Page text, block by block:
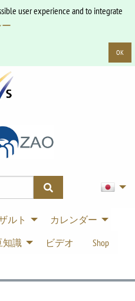
user experience and to integrate
OK
ルト
カレンダー
知識 ビデオ
Shop